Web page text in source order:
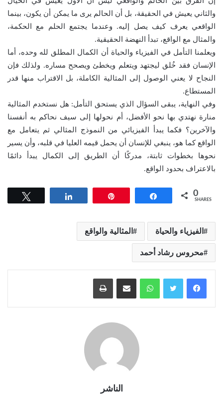
والثاني يعيش في الحقيقة، بل أن الحالم يرى ما يمكن أن يكون، بينما
الواقعي يعرف كيف يصل إليه. وعندما يجتمع الحلم مع الحكمة،
والمثال مع الواقع، تبدأ النهضة الحقيقية.
ويعلمنا التأمل في الفيزياء والحياة أن الكمال المطلق لله وحده، أما
الإنسان فقد خُلق ليجتهد ويتعلم ويخطئ ويصحح مساره. ولذلك فإن
النجاح لا يعني الوصول إلى المثالية الكاملة، بل الاقتراب منها قدر
المستطاع.
وفي النهاية، يبقى السؤال الذي يستحق التأمل: هل نستخدم المثالية
منارة نهتدي بها نحو الأفضل، أم نحولها إلى سيف نحاكم به أنفسنا
والآخرين؟ فكما يبدأ الفيزيائي من النموذج المثالي ثم يتعامل مع
الواقع كما هو، ينبغي للإنسان أن يحمل قيمه العليا في قلبه، وأن يسير
نحوها بخطوات ثابتة، مدركًا أن الطريق إلى الكمال يبدأ دائمًا
بالاعتراف بحدود الواقع.
Share 0
SHARES
الفيزياء والحياة المثالية والواقع
محروس رشاد أحمد
واتساب مشاركة عبر البريد طباعة
الناشر